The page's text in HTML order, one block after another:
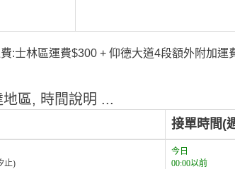
:士林區運費$300 + 仰德大道4段額外附加
區, 時間說明 ...
接單時間(
止)
今日
00:00以前